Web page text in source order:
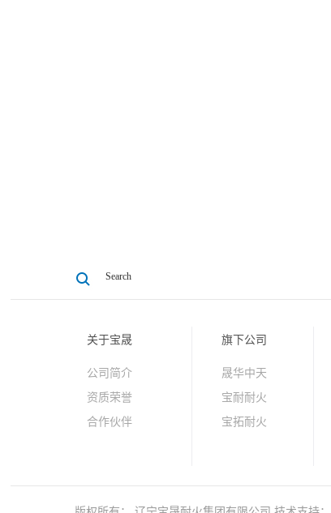
关于宝晟
公司简介
资质荣誉
合作伙伴
旗下公司
晟华中天
宝耐耐火
宝拓耐火